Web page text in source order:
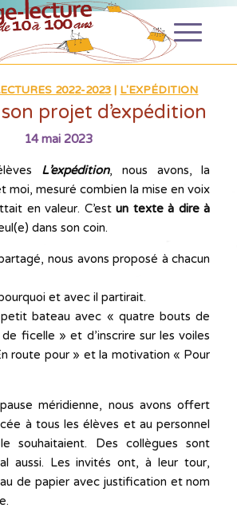
2022-2023 L'EXPÉDITION
projet d’expédition
14 mai 2023
L’expédition, nous avons, la
moi, mesuré combien la mise en voix
en valeur. C’estun texte à dire à
dans son coin.
nous avons proposé à chacun
et avec il partirait.
bateau avec « quatre bouts de
ficelle » et d’inscrire sur les voiles
route pour » et la motivation « Pour
méridienne, nous avons offert
à tous les élèves et au personnel
souhaitaient. Des collègues sont
aussi. Les invités ont, à leur tour,
de papier avec justification et nom